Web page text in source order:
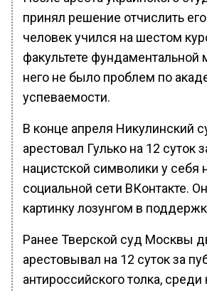
принял решение отчислить
человек учился на шестом
факультете
него не было проблем по
успеваемости.
В конце апреля Никулинский
арестовал Гулько на 12 суток
нацистской символики у себя
социальной сети ВКонтакте.
картинку лозунгом в
Ранее Тверской суд Москвы
арестовывал на 12 суток за
антироссийского толка,